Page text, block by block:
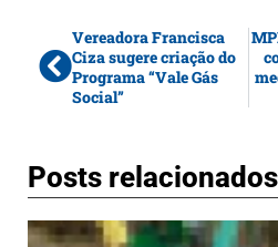
Vereadora Francisca
Ciza sugere criação do
Programa “Vale Gás
Social”
Posts relacionados